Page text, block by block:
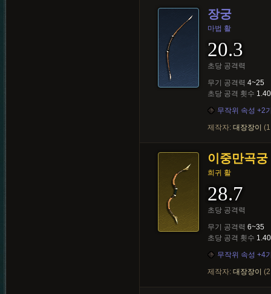
장궁
마법 활
20.3
초당 공격력
무기 공격력 4~25
초당 공격 횟수 1.40
무작위 속성 +2
제작자: 대장장이
이중만곡궁
희귀 활
28.7
초당 공격력
무기 공격력 6~35
초당 공격 횟수 1.40
무작위 속성 +4
제작자: 대장장이